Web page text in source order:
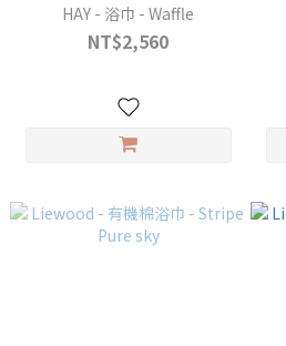
HAY - 浴巾 - Waffle
NT$2,560